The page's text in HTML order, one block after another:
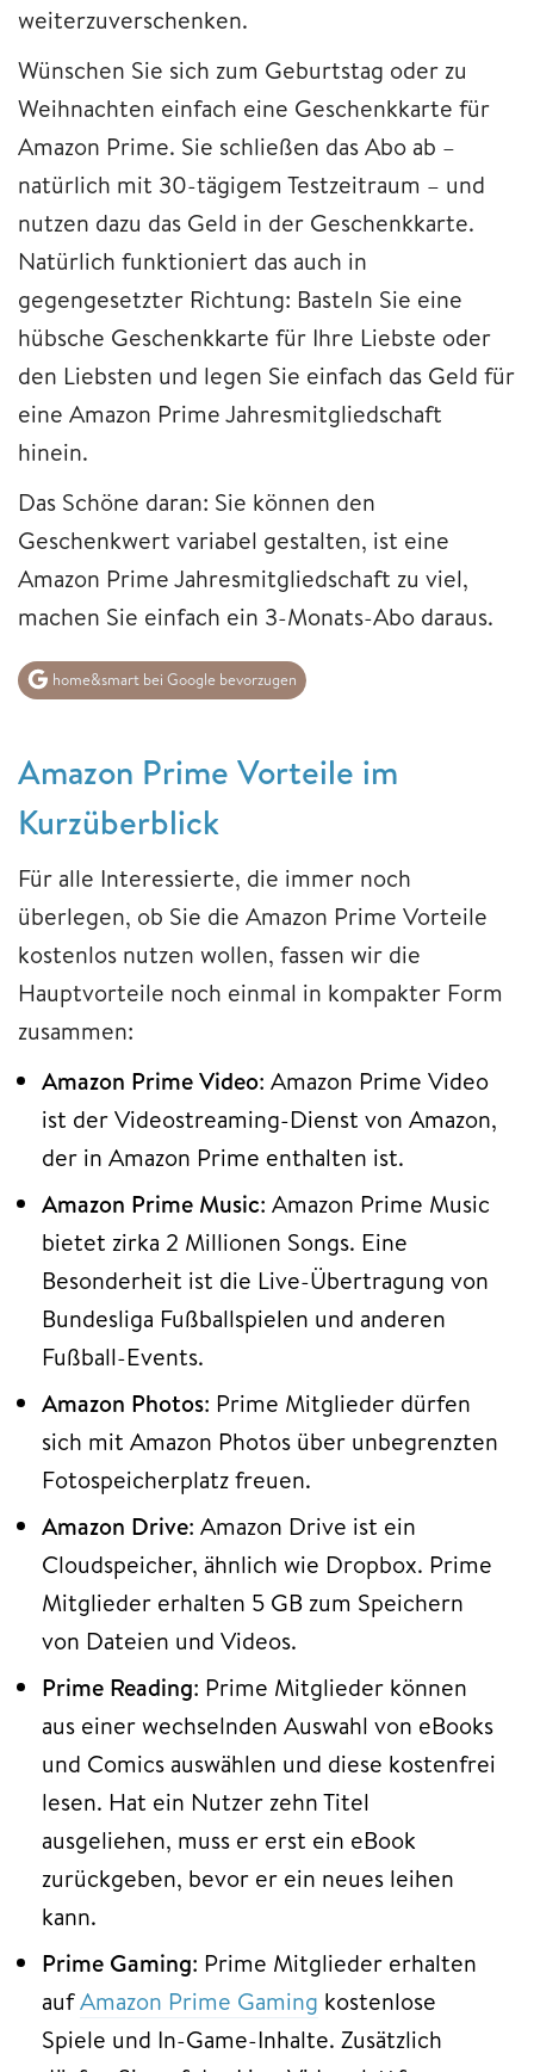
weiterzuverschenken.
Wünschen Sie sich zum Geburtstag oder zu
Weihnachten einfach eine Geschenkkarte für
Amazon Prime. Sie schließen das Abo ab –
natürlich mit 30-tägigem Testzeitraum – und
nutzen dazu das Geld in der Geschenkkarte.
Natürlich funktioniert das auch in
gegengesetzter Richtung: Basteln Sie eine
hübsche Geschenkkarte für Ihre Liebste oder
den Liebsten und legen Sie einfach das Geld für
eine Amazon Prime Jahresmitgliedschaft
hinein.
Das Schöne daran: Sie können den
Geschenkwert variabel gestalten, ist eine
Amazon Prime Jahresmitgliedschaft zu viel,
machen Sie einfach ein 3-Monats-Abo daraus.
home&smart bei Google bevorzugen
Amazon Prime Vorteile im
Kurzüberblick
Für alle Interessierte, die immer noch
überlegen, ob Sie die Amazon Prime Vorteile
kostenlos nutzen wollen, fassen wir die
Hauptvorteile noch einmal in kompakter Form
zusammen:
Amazon Prime Video: Amazon Prime Video
ist der Videostreaming-Dienst von Amazon,
der in Amazon Prime enthalten ist.
Amazon Prime Music: Amazon Prime Music
bietet zirka 2 Millionen Songs. Eine
Besonderheit ist die Live-Übertragung von
Bundesliga Fußballspielen und anderen
Fußball-Events.
Amazon Photos: Prime Mitglieder dürfen
sich mit Amazon Photos über unbegrenzten
Fotospeicherplatz freuen.
Amazon Drive: Amazon Drive ist ein
Cloudspeicher, ähnlich wie Dropbox. Prime
Mitglieder erhalten 5 GB zum Speichern
von Dateien und Videos.
Prime Reading: Prime Mitglieder können
aus einer wechselnden Auswahl von eBooks
und Comics auswählen und diese kostenfrei
lesen. Hat ein Nutzer zehn Titel
ausgeliehen, muss er erst ein eBook
zurückgeben, bevor er ein neues leihen
kann.
Prime Gaming: Prime Mitglieder erhalten
aufAmazon Prime Gaming kostenlose
Spiele und In-Game-Inhalte. Zusätzlich